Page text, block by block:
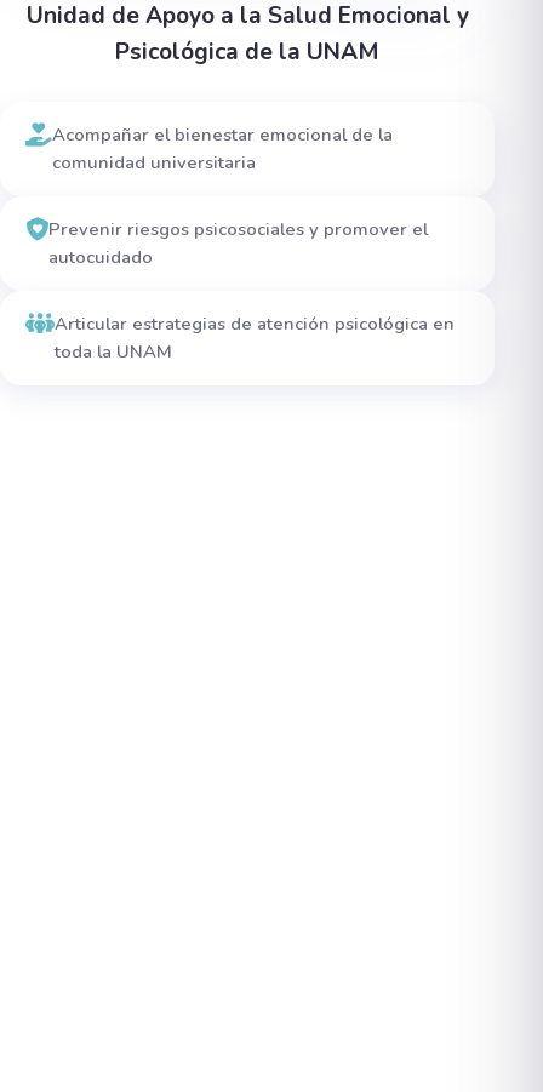
Unidad de Apoyo a la Salud Emocional y
Psicológica de la UNAM
Acompañar el bienestar emocional de la
comunidad universitaria
Prevenir riesgos psicosociales y promover el
autocuidado
Articular estrategias de atención psicológica en
toda la UNAM